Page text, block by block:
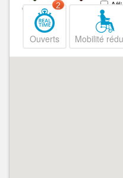
Ouvert
Ouverts
2
Mobilité